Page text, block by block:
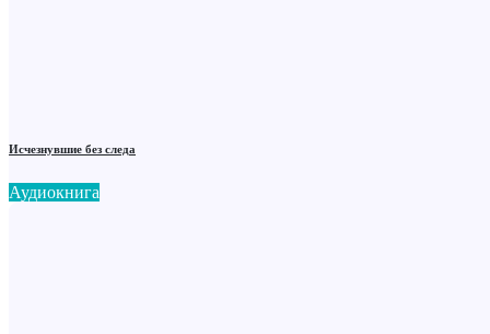
Исчезнувшие без следа
Аудиокнига